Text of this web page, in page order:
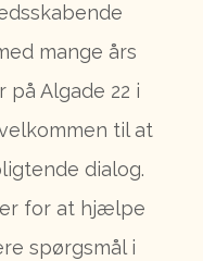
mange års
Algade 22 i
til at
dialog.
for at hjælpe
spørgsmål i